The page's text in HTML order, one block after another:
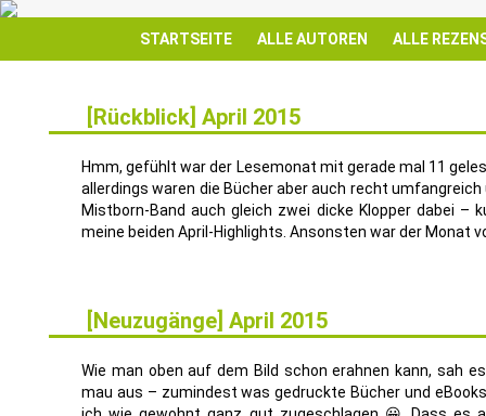
STARTSEITE ALLE AUTOREN ALLE
[Rückblick] April 2015
Hmm, gefühlt war der Lesemonat mit gerade mal 11
allerdings waren die Bücher aber auch recht
Mistborn-Band auch gleich zwei dicke Klopper dabei –
meine beiden April-Highlights. Ansonsten war der Monat
[Neuzugänge] April 2015
Wie man oben auf dem Bild schon erahnen kann, sah
mau aus – zumindest was gedruckte Bücher und